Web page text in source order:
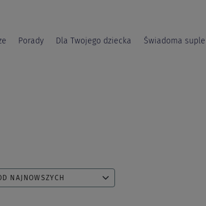
Porady Dla Twojego dziecka Świadoma
NAJNOWSZYCH